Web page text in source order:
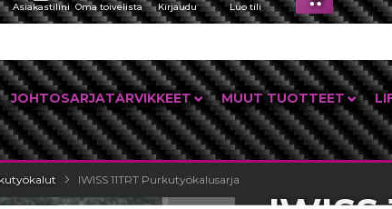
Asiakastilini Oma toivelista Kirjaudu Luo tili
JOHTOSARJATARVIKKEET MUUT TUOTTEET
IWISS 11TRT Purkutyökalusarja